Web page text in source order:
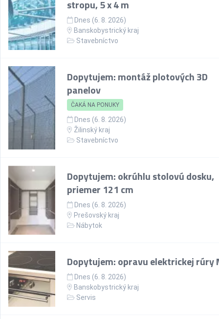
stropu, 5 x 4 m
Dnes (6. 8. 2026)
Banskobystrický kraj
Stavebníctvo
Dopytujem: montáž plotových 3D
panelov
ČAKÁ NA PONUKY
Dnes (6. 8. 2026)
Žilinský kraj
Stavebníctvo
Dopytujem: okrúhlu stolovú dosku,
priemer 121 cm
Dnes (6. 8. 2026)
Prešovský kraj
Nábytok
Dopytujem: opravu elektrickej rúry
Dnes (6. 8. 2026)
Banskobystrický kraj
Servis